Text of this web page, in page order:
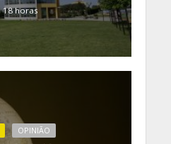
18 horas
OPINIÃO